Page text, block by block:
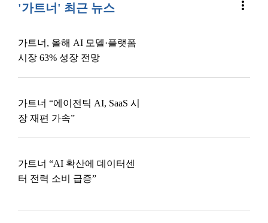
'가트너' 최근 뉴스 more_vert
가트너, 올해 AI 모델·플랫폼
시장 63% 성장 전망
가트너 “에이전틱 AI, SaaS 시
장 재편 가속”
가트너 “AI 확산에 데이터센
터 전력 소비 급증”